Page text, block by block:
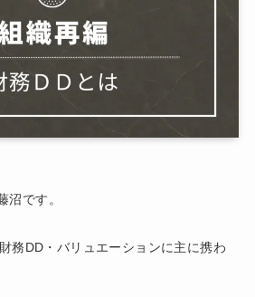
沼です。
務DD・バリュエーションに主に携わ